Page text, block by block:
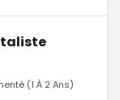
(1 À 2 Ans)